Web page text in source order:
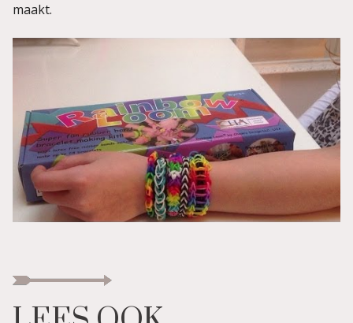
maakt.